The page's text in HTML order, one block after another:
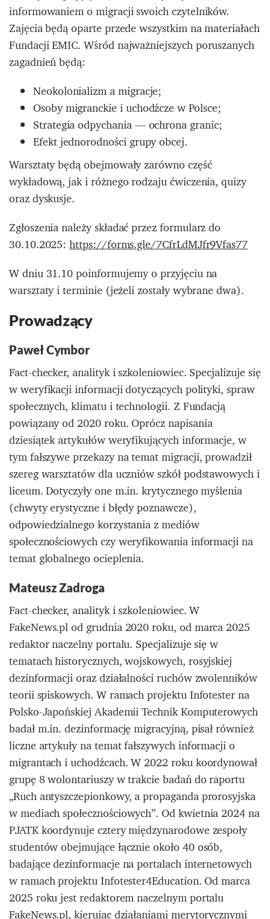
informowaniem o migracji swoich czytelników.
Zajęcia będą oparte przede wszystkim na materiałach
Fundacji EMIC. Wśród najważniejszych poruszanych
zagadnień będą:
Neokolonializm a migracje;
Osoby migranckie i uchodźcze w Polsce;
Strategia odpychania — ochrona granic;
Efekt jednorodności grupy obcej.
Warsztaty będą obejmowały zarówno część
wykładową, jak i różnego rodzaju ćwiczenia, quizy
oraz dyskusje.
Zgłoszenia należy składać przez formularz do
30.10.2025:https://forms.gle/7CfrLdMJfr9Vfas77
W dniu 31.10 poinformujemy o przyjęciu na
warsztaty i terminie (jeżeli zostały wybrane dwa).
Prowadzący
Paweł Cymbor
Fact-checker, analityk i szkoleniowiec. Specjalizuje się
w weryfikacji informacji dotyczących polityki, spraw
społecznych, klimatu i technologii. Z Fundacją
powiązany od 2020 roku. Oprócz napisania
dziesiątek artykułów weryfikujących informacje, w
tym fałszywe przekazy na temat migracji, prowadził
szereg warsztatów dla uczniów szkół podstawowych i
liceum. Dotyczyły one m.in. krytycznego myślenia
(chwyty erystyczne i błędy poznawcze),
odpowiedzialnego korzystania z mediów
społecznościowych czy weryfikowania informacji na
temat globalnego ocieplenia.
Mateusz Zadroga
Fact-checker, analityk i szkoleniowiec. W
FakeNews.pl od grudnia 2020 roku, od marca 2025
redaktor naczelny portalu. Specjalizuje się w
tematach historycznych, wojskowych, rosyjskiej
dezinformacji oraz działalności ruchów zwolenników
teorii spiskowych. W ramach projektu Infotester na
Polsko-Japońskiej Akademii Technik Komputerowych
badał m.in. dezinformację migracyjną, pisał również
liczne artykuły na temat fałszywych informacji o
migrantach i uchodźcach. W 2022 roku koordynował
grupę 8 wolontariuszy w trakcie badań do raportu
„Ruch antyszczepionkowy, a propaganda prorosyjska
w mediach społecznościowych”. Od kwietnia 2024 na
PJATK koordynuje cztery międzynarodowe zespoły
studentów obejmujące łącznie około 40 osób,
badające dezinformacje na portalach internetowych
w ramach projektu Infotester4Education. Od marca
2025 roku jest redaktorem naczelnym portalu
FakeNews.pl, kierując działaniami merytorycznymi